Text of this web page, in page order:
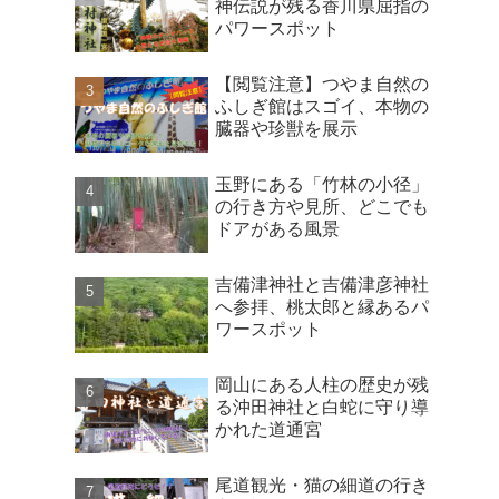
神伝説が残る香川県屈指の
パワースポット
【閲覧注意】つやま自然の
ふしぎ館はスゴイ、本物の
臓器や珍獣を展示
玉野にある「竹林の小径」
の行き方や見所、どこでも
ドアがある風景
吉備津神社と吉備津彦神社
へ参拝、桃太郎と縁あるパ
ワースポット
岡山にある人柱の歴史が残
る沖田神社と白蛇に守り導
かれた道通宮
尾道観光・猫の細道の行き